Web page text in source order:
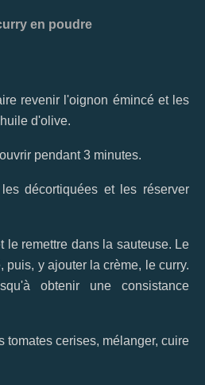
en poudre
revenir l'oignon émincé et les
d'olive.
pendant 3 minutes.
décortiquées et les réserver
le remettre dans la sauteuse. Le
puis, y ajouter la crème, le curry.
obtenir une consistance
tomates cerises, mélanger, cuire